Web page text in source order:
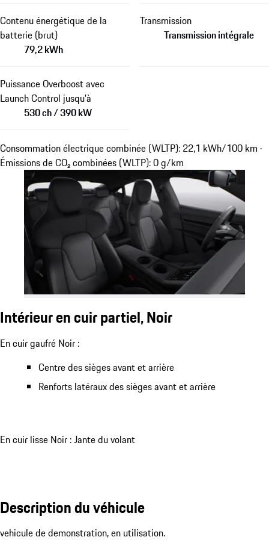
Contenu énergétique de la
batterie (brut)
79,2 kWh
Transmission
Transmission intégrale
Puissance Overboost avec
Launch Control jusqu'à
530 ch / 390 kW
Consommation électrique combinée (WLTP): 22,1 kWh/100 km ·
Émissions de CO₂ combinées (WLTP): 0 g/km
Intérieur en cuir partiel, Noir
En cuir gaufré Noir :
Centre des sièges avant et arrière
Renforts latéraux des sièges avant et arrière
En cuir lisse Noir : Jante du volant
Description du véhicule
vehicule de demonstration, en utilisation.